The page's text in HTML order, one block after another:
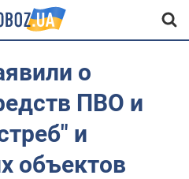
о
ПВО и
и
объектов